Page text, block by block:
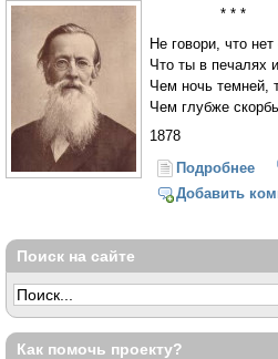
* * *
Не говори, что нет
Что ты в печалях
Чем ночь темней,
Чем глубже
1878
Подробнее о
Добавить
Поиск на сайте
Как помочь проекту?